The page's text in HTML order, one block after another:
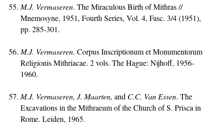
M.J. Vermaseren. The Miraculous Birth of Mithras //
Mnemosyne, 1951, Fourth Series, Vol. 4, Fasc. 3/4 (1951),
pp. 285-301.
M.J. Vermaseren. Corpus Inscriptionum et Monumentorum
Religionis Mithriacae. 2 vols. The Hague: Nijhoff, 1956-
1960.
M.J. Vermaseren, J. Maarten, and C.C. Van Essen. The
Excavations in the Mithraeum of the Church of S. Prisca in
Rome. Leiden, 1965.